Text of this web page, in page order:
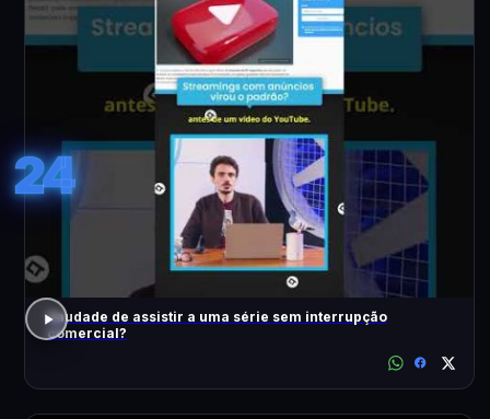
24
Saudade de assistir a uma série sem interrupção
comercial?